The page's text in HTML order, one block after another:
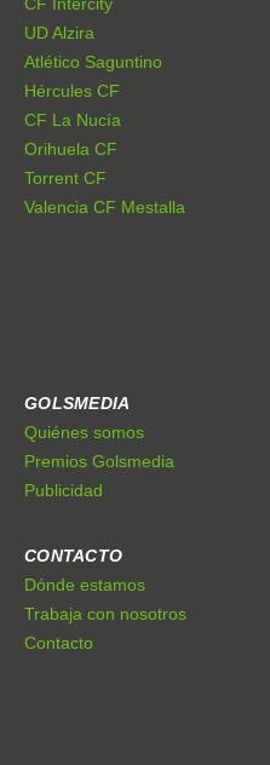
UD Alzira
Atlético Saguntino
Hércules CF
CF La Nucía
Orihuela CF
Torrent CF
Valencia CF Mestalla
GOLSMEDIA
Quiénes somos
Premios Golsmedia
Publicidad
CONTACTO
Dónde estamos
Trabaja con nosotros
Contacto